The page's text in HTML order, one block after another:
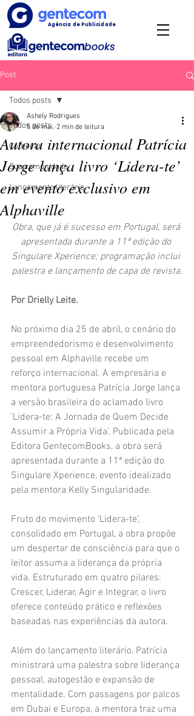
Agência de Publicidade
Post
Todos posts
Começar
Sua comunidade
Lançamento literário
Todos posts
Autora internacional Patrícia
Jorge lança livro ‘Lidera-te’
em evento exclusivo em
Alphaville
Ashely Rodrigues
5 de mai. 2 min de leitura
Obra, que já é sucesso em Portugal, será
apresentada durante a 11ª edição do
Singulare Xperience; programação inclui
palestra e lançamento de capa de revista.
Por Drielly Leite.
No próximo dia 25 de abril, o cenário do
empreendedorismo e desenvolvimento
pessoal em Alphaville recebe um
reforço internacional. A empresária e
mentora portuguesa Patrícia Jorge lança
a versão brasileira do aclamado livro
‘Lidera-te: A Jornada de Quem Decide
Assumir a Própria Vida’. Publicada pela
Editora GentecomBooks, a obra será
apresentada durante a 11ª edição do
Singulare Xperience, evento idealizado
pela mentora Kelly Singularidade.
Fruto do movimento ‘Lidera-te’,
consolidado em Portugal, a obra propõe
um despertar de consciência para que o
leitor assuma a liderança da própria
vida. Estruturado em quatro pilares:
Crescer, Liderar, Agir e Integrar, o livro
oferece conteúdo prático e reflexões
baseadas nas experiências da autora.
Além do lançamento literário, Patrícia
ministrará uma palestra sobre liderança
pessoal, autogestão e expansão de
mentalidade. Com passagens por palcos
em Dubai e Europa, a mentora traz uma